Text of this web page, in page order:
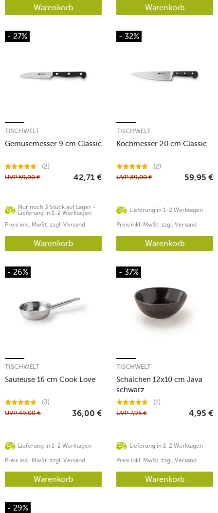
Warenkorb Warenkorb
- 27%
Gemüsemesser 9 cm Classic
TISCHWELT
(2)
Nur noch 3 Stück auf Lager -
Lieferung in 1-2 Werktagen
UVP59,00 € 42,71 €
Preis inkl. MwSt. zzgl. Versand
Warenkorb
- 32%
Kochmesser 20 cm Classic
TISCHWELT
(2)
Lieferung in 1-2 Werktagen
UVP89,00 € 59,95 €
Preis inkl. MwSt. zzgl. Versand
Warenkorb
- 26%
Sauteuse 16 cm Cook Love
TISCHWELT
(3)
Lieferung in 1-2 Werktagen
UVP49,00 € 36,00 €
Preis inkl. MwSt. zzgl. Versand
Warenkorb
- 37%
Schälchen 12x10 cm Java
schwarz
TISCHWELT
(1)
Lieferung in 1-2 Werktagen
UVP7,95 € 4,95 €
Preis inkl. MwSt. zzgl. Versand
Warenkorb
- 29%